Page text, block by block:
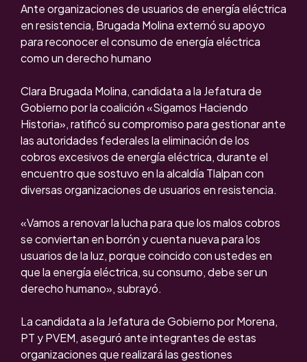
Ante organizaciones de usuarios de energía eléctrica
en resistencia, Brugada Molina externó su apoyo
para reconocer el consumo de energía eléctrica
como un derecho humano
Clara Brugada Molina, candidata a la Jefatura de
Gobierno por la coalición «Sigamos Haciendo
Historia», ratificó su compromiso para gestionar ante
las autoridades federales la eliminación de los
cobros excesivos de energía eléctrica, durante el
encuentro que sostuvo en la alcaldía Tlalpan con
diversas organizaciones de usuarios en resistencia.
«Vamos a renovar la lucha para que los malos cobros
se conviertan en borrón y cuenta nueva para los
usuarios de la luz, porque coincido con ustedes en
que la energía eléctrica, su consumo, debe ser un
derecho humano», subrayó.
La candidata a la Jefatura de Gobierno por Morena,
PT y PVEM, aseguró ante integrantes de estas
organizaciones que realizará las gestiones